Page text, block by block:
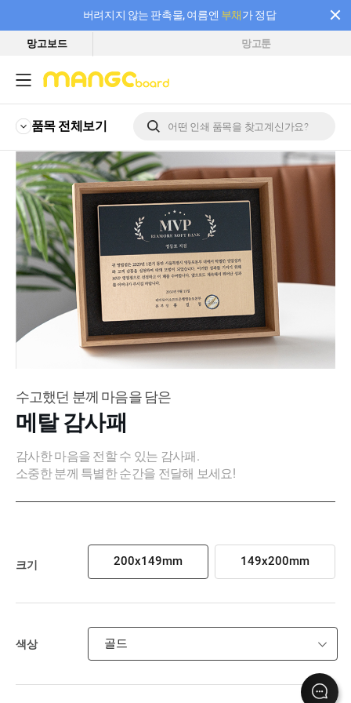
버려지지 않는 판촉물, 여름엔 부채가 정답
필요한 만큼 충전하고 끊김 없이 작업하세요! 새로워진 AI 부스터 요금제
망고보드 망고툰
품목 전체 보기
수고했던 분께 마음을 담은
메탈 감사패
감사한 마음을 전할 수 있는 감사패.
소중한 분께 특별한 순간을 전달해 보세요!
크기 200x149mm 149x200mm
색상 골드